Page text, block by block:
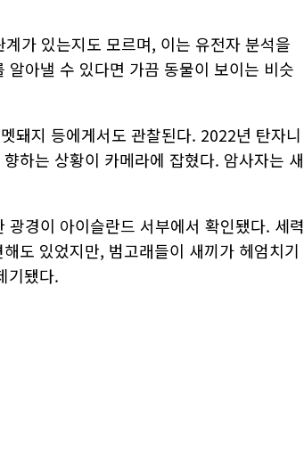
가 있는지도 모르며, 이는 유전자 분석을
아낼 수 있다면 가끔 동물이 보이는 비슷
돼지 등에게서도 관찰된다. 2022년 탄자니
하는 상황이 카메라에 잡혔다. 암사자는 새
경이 아이슬란드 서부에서 확인됐다. 세력
도 있었지만, 범고래들이 새끼가 헤엄치기
기됐다.